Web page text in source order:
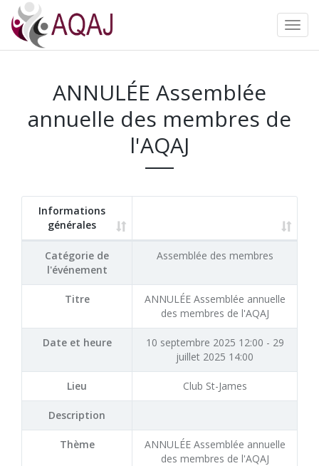
ANNULÉE Assemblée
annuelle des membres de
l'AQAJ
Informations
générales
Catégorie de
l'événement
Assemblée des membres
Titre
ANNULÉE Assemblée annuelle
des membres de l'AQAJ
Date et heure
10 septembre 2025 12:00 - 29
juillet 2025 14:00
Lieu Club St-James
Description
Thème
ANNULÉE Assemblée annuelle
des membres de l'AQAJ